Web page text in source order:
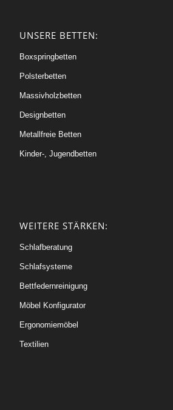
UNSERE BETTEN:
Boxspringbetten
Polsterbetten
Massivholzbetten
Designbetten
Metallfreie Betten
Kinder-, Jugendbetten
WEITERE STÄRKEN:
Schlafberatung
Schlafsysteme
Bettfedernreinigung
Möbel Konfigurator
Ergonomiemöbel
Textilien